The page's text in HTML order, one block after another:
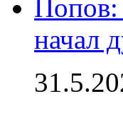
Попов:
начал